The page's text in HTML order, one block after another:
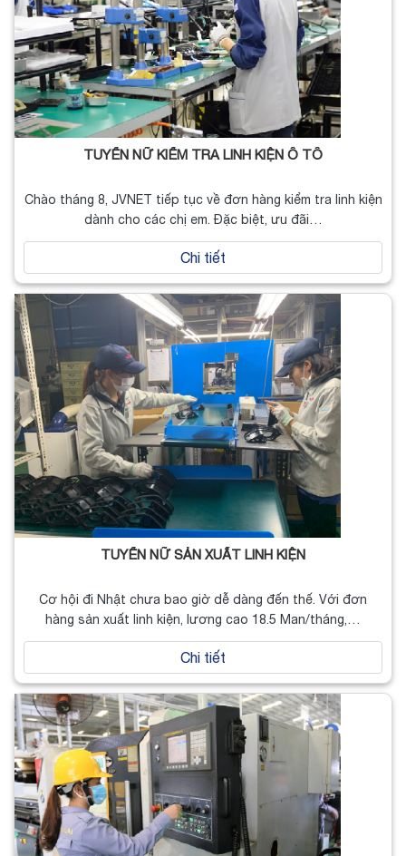
TUYỂN NỮ KIỂM TRA LINH KIỆN Ô TÔ
Chào tháng 8, JVNET tiếp tục về đơn hàng kiểm tra linh kiện
dành cho các chị em. Đặc biệt, ưu đãi…
Chi tiết
TUYỂN NỮ SẢN XUẤT LINH KIỆN
Cơ hội đi Nhật chưa bao giờ dễ dàng đến thế. Với đơn
hàng sản xuất linh kiện, lương cao 18.5 Man/tháng,…
Chi tiết